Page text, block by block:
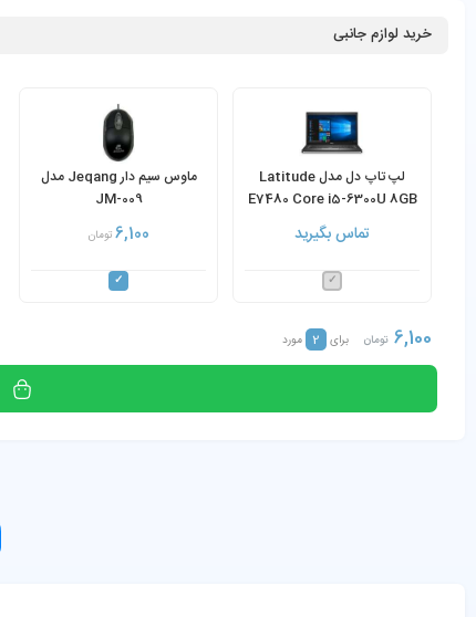
خرید لوازم جانبی
لپ تاپ دل مدل Latitude
E7480 Core i5-6300U 8GB
256GB SSD (صفحه لمسی)تماس بگیرید
ماوس سیم دار Jeqang مدل
JM-009
6,100 تومان
6,100 تومان برای 2 مورد